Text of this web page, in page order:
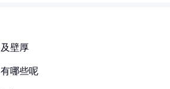
壁厚
哪些呢